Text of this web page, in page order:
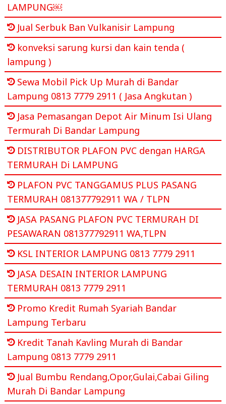
LAMPUNG￼
Jual Serbuk Ban Vulkanisir Lampung
konveksi sarung kursi dan kain tenda (
lampung )
Sewa Mobil Pick Up Murah di Bandar
Lampung 0813 7779 2911 ( Jasa Angkutan )
Jasa Pemasangan Depot Air Minum Isi Ulang
Termurah Di Bandar Lampung
DISTRIBUTOR PLAFON PVC dengan HARGA
TERMURAH Di LAMPUNG
PLAFON PVC TANGGAMUS PLUS PASANG
TERMURAH 081377792911 WA / TLPN
JASA PASANG PLAFON PVC TERMURAH DI
PESAWARAN 081377792911 WA,TLPN
KSL INTERIOR LAMPUNG 0813 7779 2911
JASA DESAIN INTERIOR LAMPUNG
TERMURAH 0813 7779 2911
Promo Kredit Rumah Syariah Bandar
Lampung Terbaru
Kredit Tanah Kavling Murah di Bandar
Lampung 0813 7779 2911
Jual Bumbu Rendang,Opor,Gulai,Cabai Giling
Murah Di Bandar Lampung